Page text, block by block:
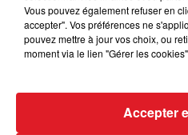
7h09
7h09
Vous pouvez également refuser en
accepter". Vos préférences ne
pouvez mettre à jour vos choix, ou
moment via le lien "Gérer les
Accepter